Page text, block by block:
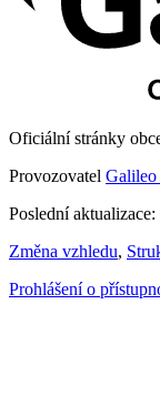
Oficiální stránky
Provozovatel Galileo
Poslední
Změna vzhledu,
Prohlášení o